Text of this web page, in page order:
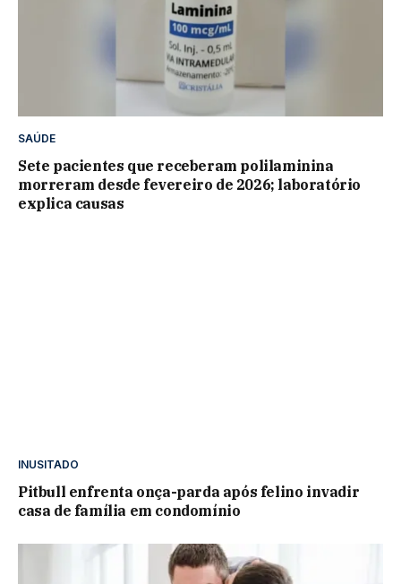
SAÚDE
Sete pacientes que receberam polilaminina
morreram desde fevereiro de 2026; laboratório
explica causas
INUSITADO
Pitbull enfrenta onça-parda após felino invadir
casa de família em condomínio